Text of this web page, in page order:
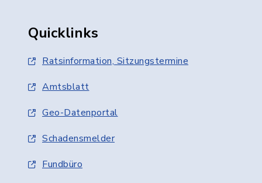
Quicklinks
Ratsinformation, Sitzungstermine
Amtsblatt
Geo-Datenportal
Schadensmelder
Fundbüro